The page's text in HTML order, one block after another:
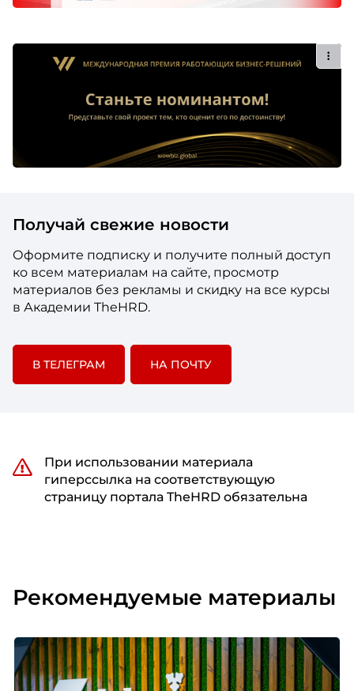
Получай свежие новости
Оформите подписку и получите полный доступ
ко всем материалам на сайте, просмотр
материалов без рекламы и скидку на все курсы
в Академии TheHRD.
В ТЕЛЕГРАМ НА ПОЧТУ
При использовании материала
гиперссылка на соответствующую
страницу портала TheHRD обязательна
Рекомендуемые материалы